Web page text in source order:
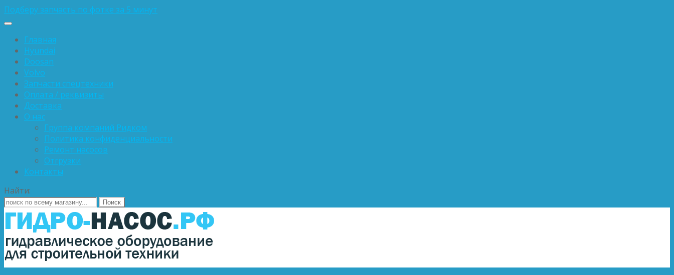
Подберу запчасть по фотке за 5 минут
Главная
Hyundai
Doosan
Volvo
Запчасти спецтехники
Оплата / реквизиты
Доставка
О нас
Группа компаний Ридком
Политика конфиденциальности
Ремонт насосов
Отгрузки
Контакты
Найти: